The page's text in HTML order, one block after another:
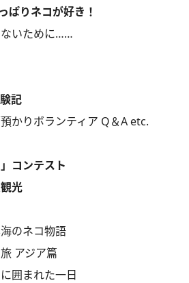
ぱりネコが好き！
ないために……
記
かりボランティア Q＆A etc.
コンテスト
光
のネコ物語
アジア篇
囲まれた一日